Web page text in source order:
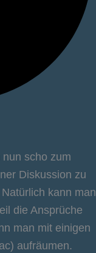
scho zum
Diskussion zu
kann man
die Ansprüche
man mit einigen
aufräumen.